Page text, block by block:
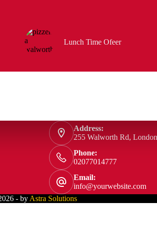
Lunch Time Ofeer
Address:
255 Walworth Rd,
Phone:
02077014777
Email:
info@yourwebsite.com
- by Astra Solutions